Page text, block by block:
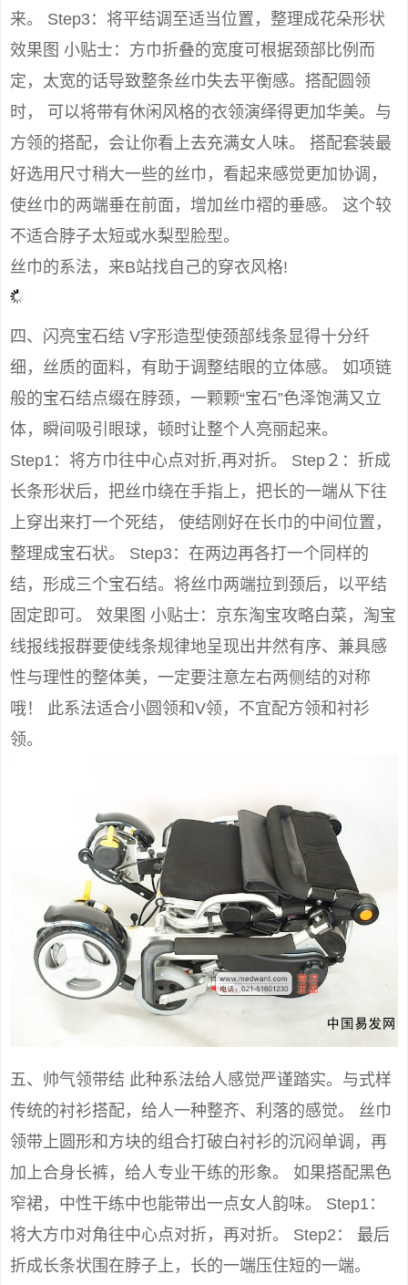
来。 Step3：将平结调至适当位置，整理成花朵形状
效果图 小贴士：方巾折叠的宽度可根据颈部比例而
定，太宽的话导致整条丝巾失去平衡感。搭配圆领
时， 可以将带有休闲风格的衣领演绎得更加华美。与
方领的搭配，会让你看上去充满女人味。 搭配套装最
好选用尺寸稍大一些的丝巾，看起来感觉更加协调，
使丝巾的两端垂在前面，增加丝巾褶的垂感。 这个较
不适合脖子太短或水梨型脸型。
丝巾的系法，来B站找自己的穿衣风格!
四、闪亮宝石结 V字形造型使颈部线条显得十分纤
细，丝质的面料，有助于调整结眼的立体感。 如项链
般的宝石结点缀在脖颈，一颗颗“宝石”色泽饱满又立
体，瞬间吸引眼球，顿时让整个人亮丽起来。
Step1：将方巾往中心点对折,再对折。 Step２：折成
长条形状后，把丝巾绕在手指上，把长的一端从下往
上穿出来打一个死结， 使结刚好在长巾的中间位置，
整理成宝石状。 Step3：在两边再各打一个同样的
结，形成三个宝石结。将丝巾两端拉到颈后，以平结
固定即可。 效果图 小贴士：京东淘宝攻略白菜，淘宝
线报线报群要使线条规律地呈现出井然有序、兼具感
性与理性的整体美，一定要注意左右两侧结的对称
哦！ 此系法适合小圆领和V领，不宜配方领和衬衫
领。
五、帅气领带结 此种系法给人感觉严谨踏实。与式样
传统的衬衫搭配，给人一种整齐、利落的感觉。 丝巾
领带上圆形和方块的组合打破白衬衫的沉闷单调，再
加上合身长裤，给人专业干练的形象。 如果搭配黑色
窄裙，中性干练中也能带出一点女人韵味。 Step1：
将大方巾对角往中心点对折，再对折。 Step2： 最后
折成长条状围在脖子上，长的一端压住短的一端。